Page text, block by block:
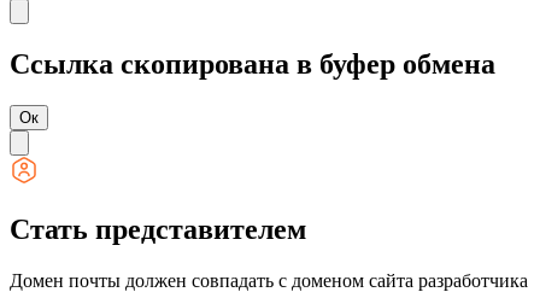
Ссылка скопирована в буфер обмена
Ок
Стать представителем
Домен почты должен совпадать с доменом сайта разработчика